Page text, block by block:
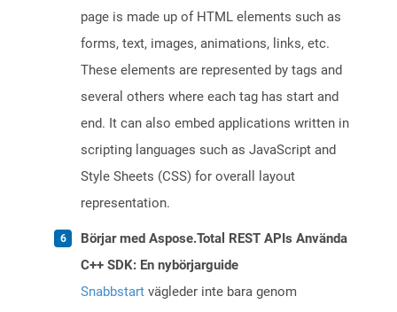
page is made up of HTML elements such as
forms, text, images, animations, links, etc.
These elements are represented by tags and
several others where each tag has start and
end. It can also embed applications written in
scripting languages such as JavaScript and
Style Sheets (CSS) for overall layout
representation.
Börjar med Aspose.Total REST APIs Använda
C++ SDK: En nybörjarguide
Snabbstart vägleder inte bara genom